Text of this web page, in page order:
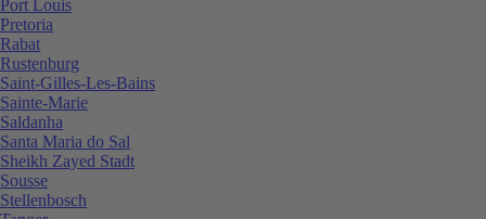
Port Louis
Pretoria
Rabat
Rustenburg
Saint-Gilles-Les-Bains
Sainte-Marie
Saldanha
Santa Maria do Sal
Sheikh Zayed Stadt
Sousse
Stellenbosch